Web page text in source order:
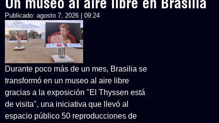
Publicado: agosto 7, 2026 | 09:24
Durante poco más de un mes, Brasilia se
transformó en un museo al aire libre
gracias a la exposición "El Thyssen está
de visita", una iniciativa que llevó al
espacio público 50 reproducciones de